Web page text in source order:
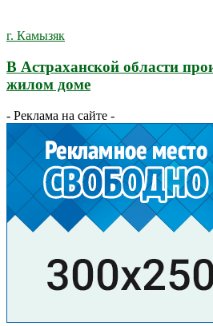
г. Камызяк
В Астраханской области
жилом доме
- Реклама на сайте -